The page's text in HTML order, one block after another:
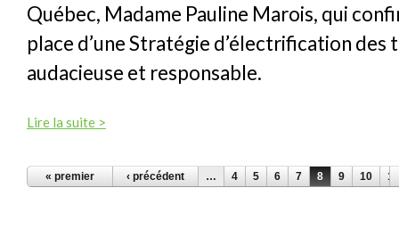
Québec, Madame Pauline Marois, qui
place d’une Stratégie d’électrification des
audacieuse et responsable.
Lire la suite >
PAGES
« premier ‹ précédent … 4 5 6 7 8 9 10 11